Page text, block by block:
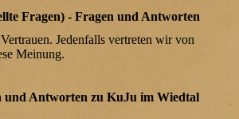
Fragen) - Fragen und Antworten
Jedenfalls vertreten wir von
Meinung.
und Antworten zu KuJu im Wiedtal